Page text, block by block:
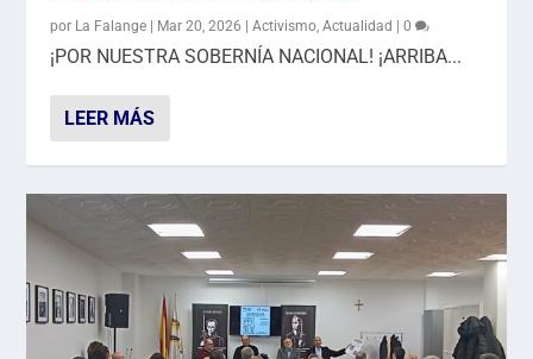
por La Falange Mar 20, 2026 |Activismo,Actualidad |0
¡POR NUESTRA SOBERNÍA NACIONAL! ¡ARRIBA...
LEER MÁS